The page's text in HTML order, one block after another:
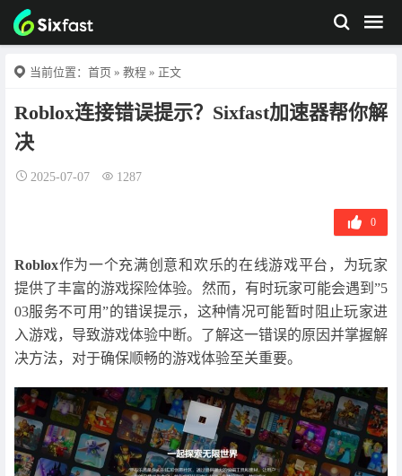
当前位置： 首页 » 教程 » 正文
Roblox连接错误提示？Sixfast加速器帮你解
决
2025-07-07 1287
0
Roblox作为一个充满创意和欢乐的在线游戏平台，为玩家
提供了丰富的游戏探险体验。然而，有时玩家可能会遇到”5
03服务不可用”的错误提示，这种情况可能暂时阻止玩家进
入游戏，导致游戏体验中断。了解这一错误的原因并掌握解
决方法，对于确保顺畅的游戏体验至关重要。